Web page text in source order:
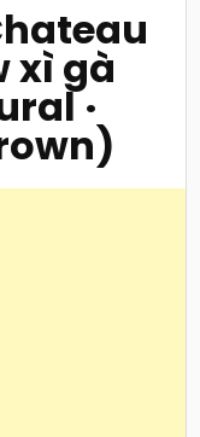
dễ
yêu
xì gà
·